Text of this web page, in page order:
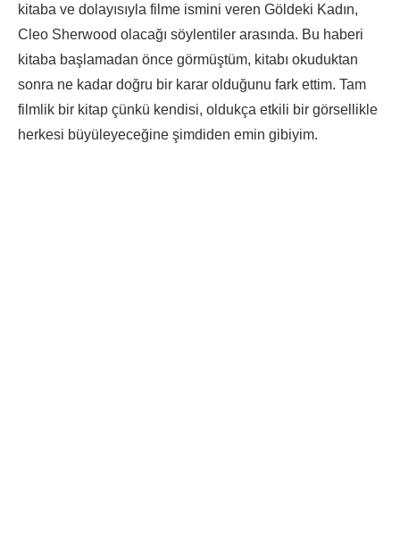
kitaba ve dolayısıyla filme ismini veren Göldeki Kadın,
Cleo Sherwood olacağı söylentiler arasında. Bu haberi
kitaba başlamadan önce görmüştüm, kitabı okuduktan
sonra ne kadar doğru bir karar olduğunu fark ettim. Tam
filmlik bir kitap çünkü kendisi, oldukça etkili bir görsellikle
herkesi büyüleyeceğine şimdiden emin gibiyim.